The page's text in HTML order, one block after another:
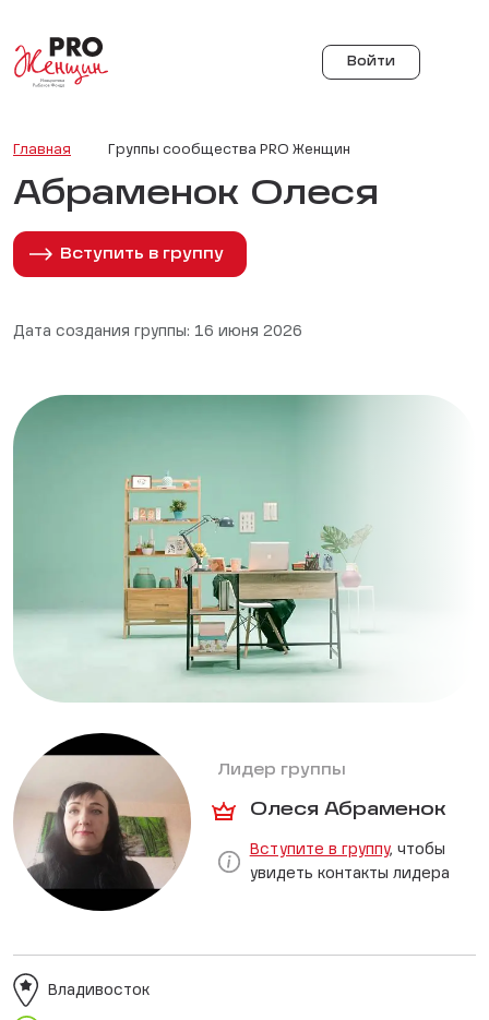
Войти
Главная Группы сообщества PRO Женщин
Абраменок Олеся
Вступить в группу
Дата создания группы: 16 июня 2026
Лидер группы
Олеся Абраменок
Вступите в группу, чтобы
увидеть контакты лидера
Владивосток